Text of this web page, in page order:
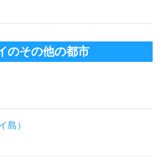
のその他の都市
島）